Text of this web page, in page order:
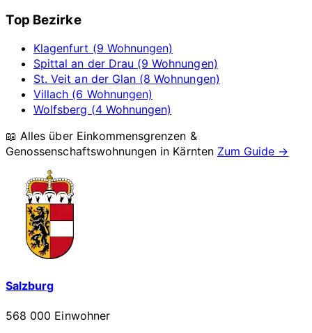
Top Bezirke
Klagenfurt (9 Wohnungen)
Spittal an der Drau (9 Wohnungen)
St. Veit an der Glan (8 Wohnungen)
Villach (6 Wohnungen)
Wolfsberg (4 Wohnungen)
📖 Alles über Einkommensgrenzen &
Genossenschaftswohnungen in Kärnten Zum Guide →
Salzburg
568 000 Einwohner